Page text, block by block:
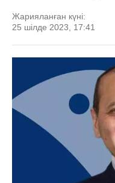
Жарияланған күні:
25 шілде 2023, 17:41